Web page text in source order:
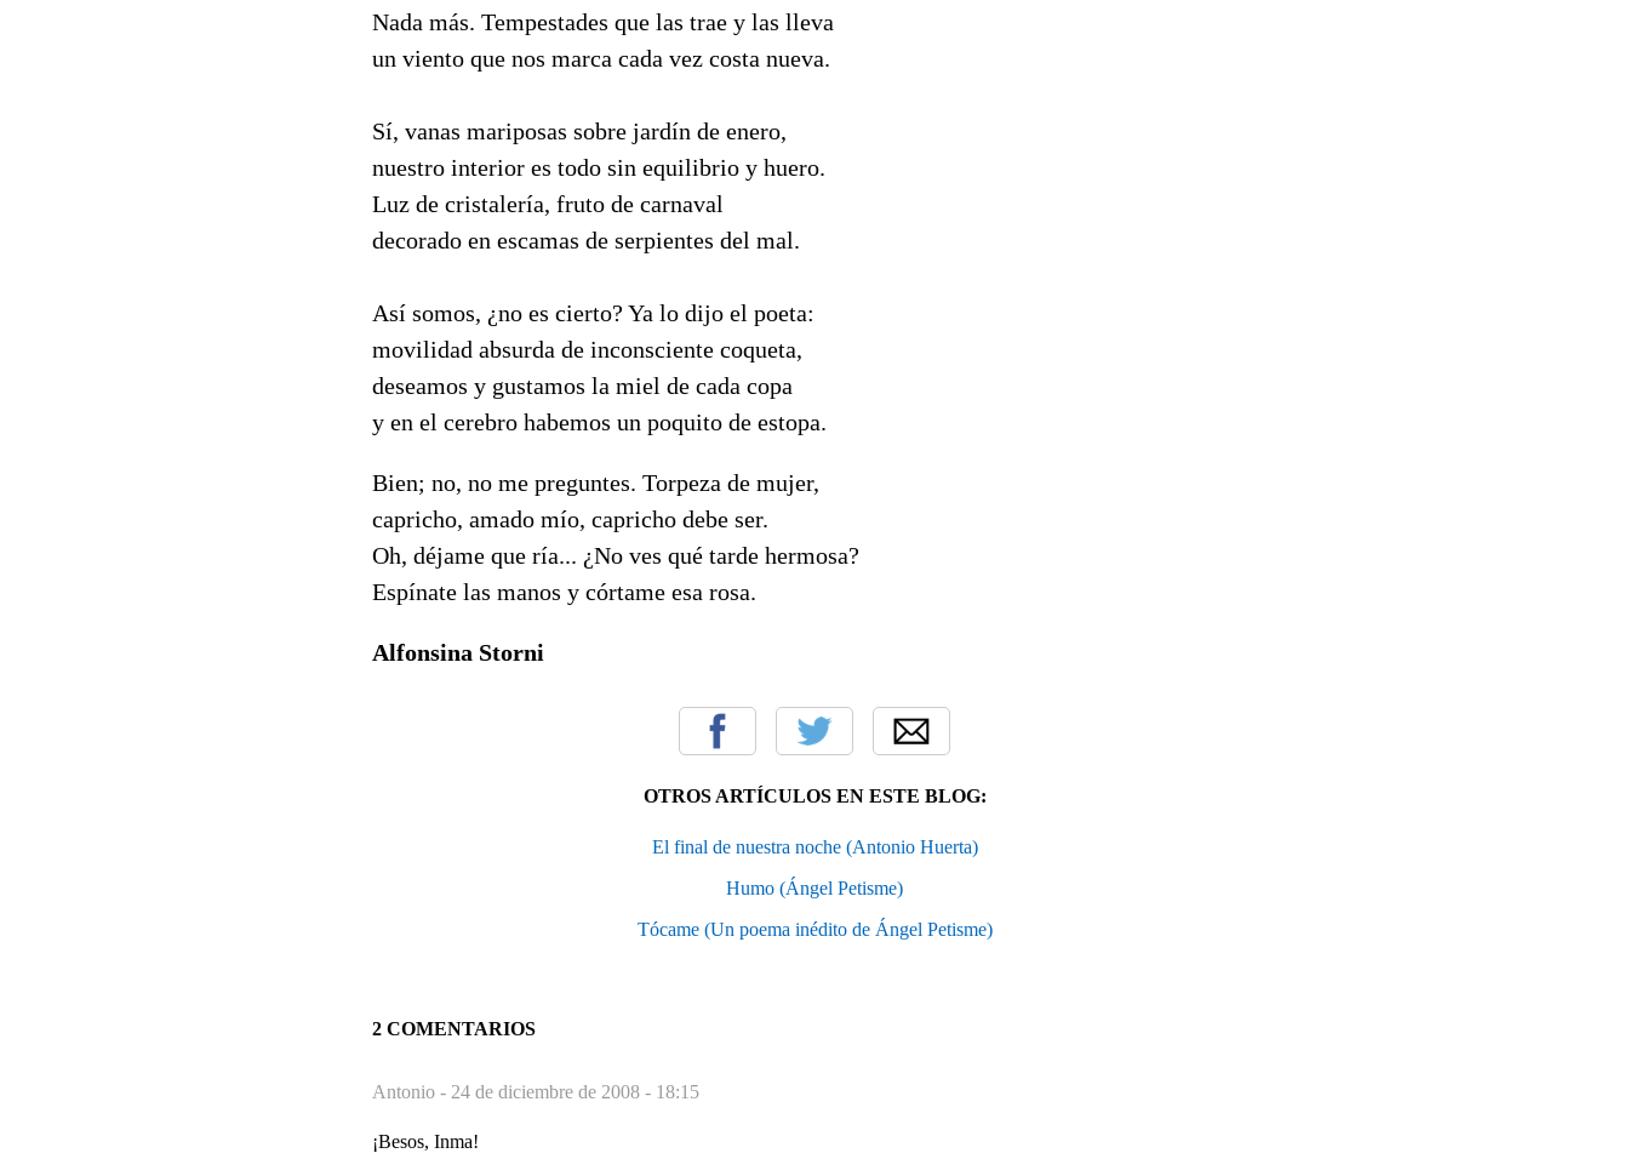
Nada más. Tempestades que las trae y las lleva
un viento que nos marca cada vez costa nueva.
Sí, vanas mariposas sobre jardín de enero,
nuestro interior es todo sin equilibrio y huero.
Luz de cristalería, fruto de carnaval
decorado en escamas de serpientes del mal.
Así somos, ¿no es cierto? Ya lo dijo el poeta:
movilidad absurda de inconsciente coqueta,
deseamos y gustamos la miel de cada copa
y en el cerebro habemos un poquito de estopa.
Bien; no, no me preguntes. Torpeza de mujer,
capricho, amado mío, capricho debe ser.
Oh, déjame que ría... ¿No ves qué tarde hermosa?
Espínate las manos y córtame esa rosa.
Alfonsina Storni
OTROS ARTÍCULOS EN ESTE BLOG:
El final de nuestra noche (Antonio Huerta)
Humo (Ángel Petisme)
Tócame (Un poema inédito de Ángel Petisme)
2 COMENTARIOS
Antonio - 24 de diciembre de 2008 - 18:15
¡Besos, Inma!